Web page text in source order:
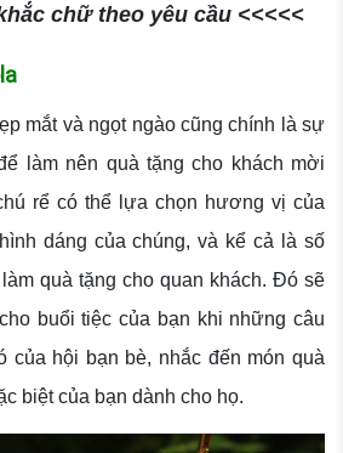
chữ theo yêu cầu <<<<<
mắt và ngọt ngào cũng chính là sự
làm nên quà tặng cho khách mời
rể có thể lựa chọn hương vị của
dáng của chúng, và kể cả là số
quà tặng cho quan khách. Đó sẽ
buổi tiệc của bạn khi những câu
của hội bạn bè, nhắc đến món quà
biệt của bạn dành cho họ.